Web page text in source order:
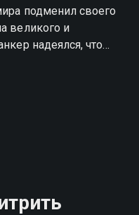
подменил своего
великого и
надеялся, что
вырваться из